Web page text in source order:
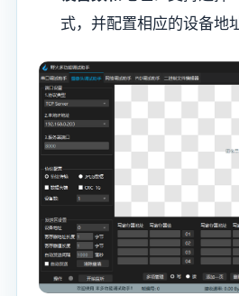
式，并配置相应的设备地址